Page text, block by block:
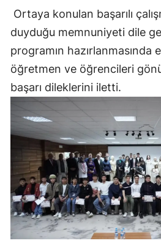
Ortaya konulan başarılı
duyduğu memnuniyeti dile
programın hazırlanmasında
öğretmen ve öğrencileri
başarı dileklerini iletti.